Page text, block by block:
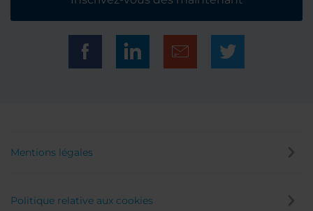
Mentions légales
Politique relative aux cookies